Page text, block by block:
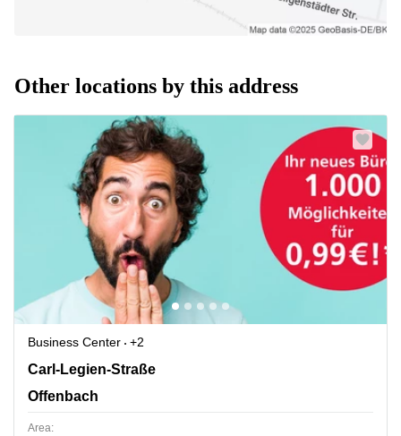
Other locations by this address
Business Center
+2
Carl-Legien-Strasse 15, Offenbach
Carl-Legien-Straße
Offenbach
Area: